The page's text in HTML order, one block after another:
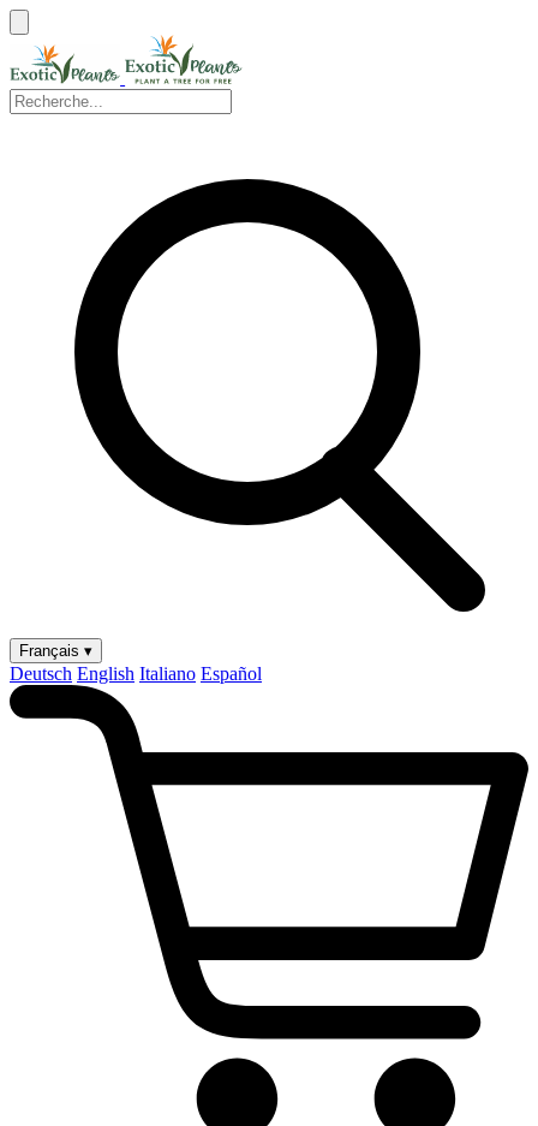
Français ▾
Deutsch English Italiano Español